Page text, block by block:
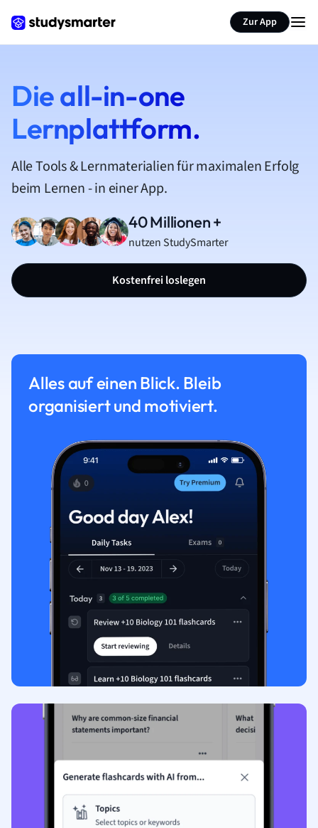
Zur App
Die all-in-one
Lernplattform.
Alle Tools & Lernmaterialien für maximalen Erfolg
beim Lernen - in einer App.
40 Millionen +
nutzen StudySmarter
Kostenfrei loslegen
Alles auf einen Blick. Bleib
organisiert und motiviert.